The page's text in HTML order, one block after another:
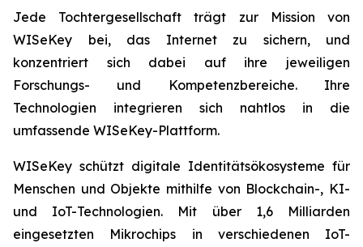
Jede Tochtergesellschaft trägt zur Mission von
WISeKey bei, das Internet zu sichern, und
konzentriert sich dabei auf ihre jeweiligen
Forschungs- und Kompetenzbereiche. Ihre
Technologien integrieren sich nahtlos in die
umfassende WISeKey-Plattform.
WISeKey schützt digitale Identitätsökosysteme für
Menschen und Objekte mithilfe von Blockchain-, KI-
und IoT-Technologien. Mit über 1,6 Milliarden
eingesetzten Mikrochips in verschiedenen IoT-